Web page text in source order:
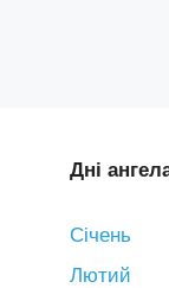
Дні
Січень
Лютий